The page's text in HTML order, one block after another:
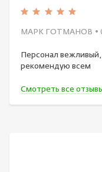
МАРК ГОТМАНОВ •
Персонал
рекомендую всем
Смотреть все